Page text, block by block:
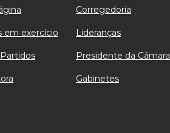
em exercício
Corregedoria
Lideranças
Presidente da Câmara
Gabinetes